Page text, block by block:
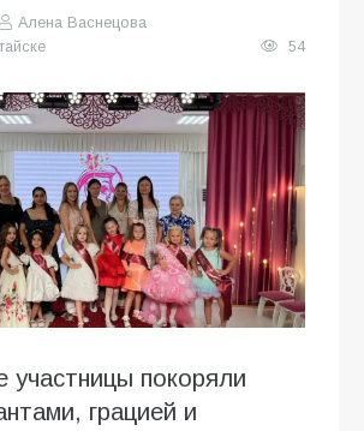
Алена Васнецова
54
участницы покоряли
грацией и